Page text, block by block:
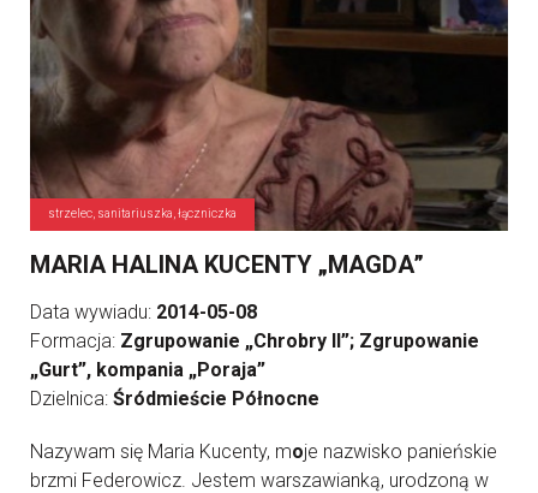
strzelec, sanitariuszka, łączniczka
MARIA HALINA KUCENTY „MAGDA”
Data wywiadu: 2014-05-08
Formacja: Zgrupowanie „Chrobry II”; Zgrupowanie
„Gurt”, kompania „Poraja”
Dzielnica: Śródmieście Północne
Nazywam się Maria Kucenty, moje nazwisko panieńskie
brzmi Federowicz. Jestem warszawianką, urodzoną w